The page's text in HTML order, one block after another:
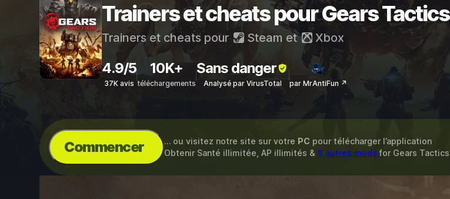
Trainers et cheats pour Gears Tactics
Trainers et cheats pour Steam et Xbox
4.9/5
37K avis
10K+
téléchargements
Sans danger
Analysé par VirusTotal par MrAntiFun ↗
Commencer … ou visitez notre site sur votre PC pour télécharger l’application
Obtenir Santé illimitée, AP illimités & 6 autres mods for Gears Tactics